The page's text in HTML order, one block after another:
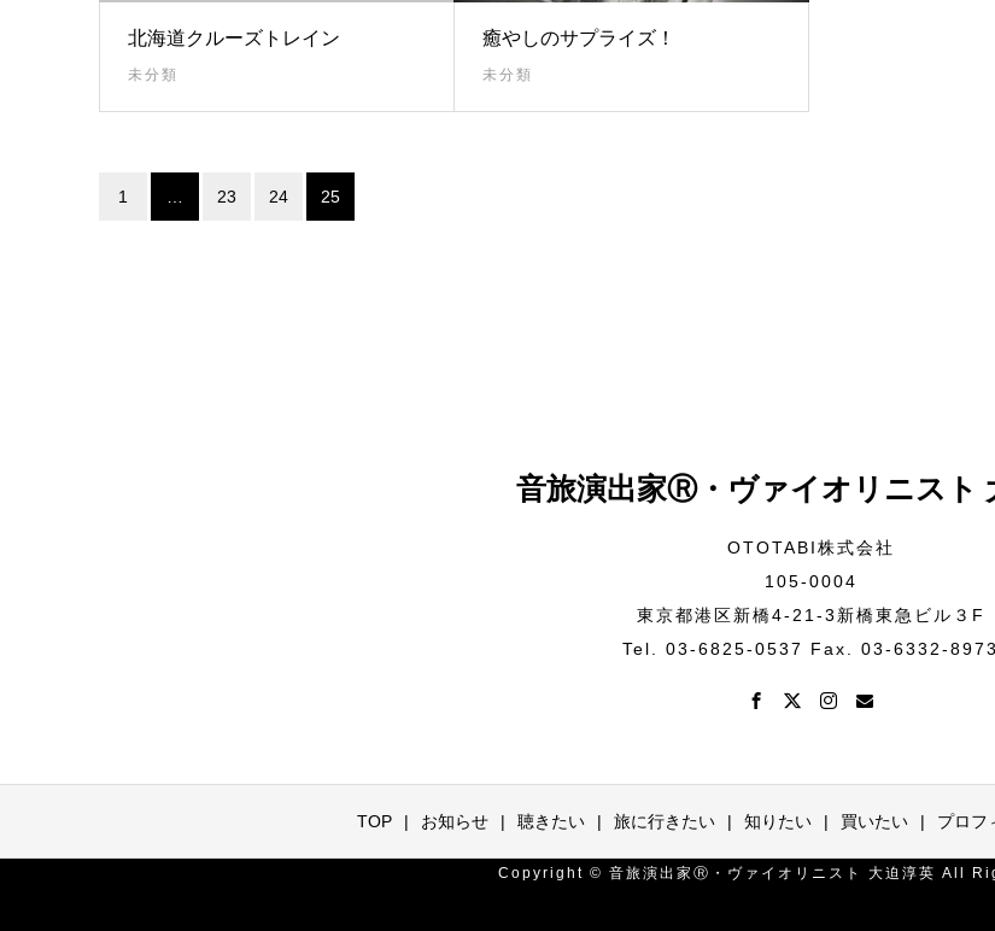
北海道クルーズトレイン
未分類
癒やしのサプライズ！
未分類
1 … 23 24 25
音旅演出家Ⓡ・ヴァイオリニスト
OTOTABI株式会社
105-0004
東京都港区新橋4-21-3新橋東急ビル３F
Tel. 03-6825-0537 Fax. 03-6332-8973
TOP お知らせ 聴きたい 旅に行きたい 知りたい 買いたい プロフ
Copyright © 音旅演出家Ⓡ・ヴァイオリニスト 大迫淳英 All